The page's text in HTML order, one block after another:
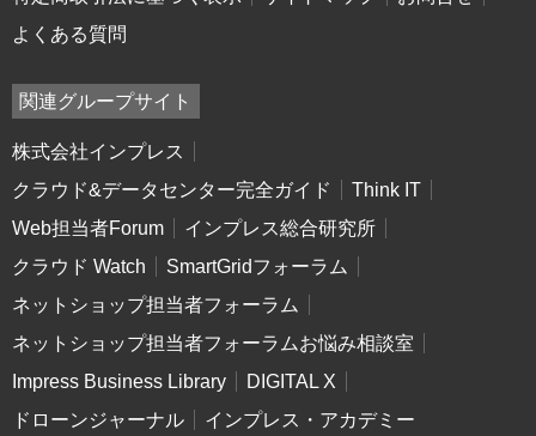
よくある質問
関連グループサイト
株式会社インプレス
クラウド&データセンター完全ガイド
Think IT
Web担当者Forum
インプレス総合研究所
クラウド Watch
SmartGridフォーラム
ネットショップ担当者フォーラム
ネットショップ担当者フォーラムお悩み相談室
Impress Business Library
DIGITAL X
ドローンジャーナル
インプレス・アカデミー